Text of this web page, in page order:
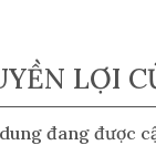
LỢI
đang được